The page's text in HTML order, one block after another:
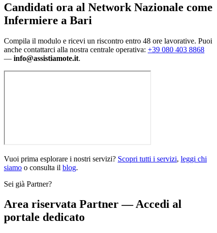
Candidati ora al Network Nazionale come
Infermiere a Bari
Compila il modulo e ricevi un riscontro entro 48 ore lavorative. Puoi
anche contattarci alla nostra centrale operativa: +39 080 403 8868
— info@assistiamote.it.
Vuoi prima esplorare i nostri servizi? Scopri tutti i servizi, leggi chi
siamo o consulta il blog.
Sei già Partner?
Area riservata Partner — Accedi al
portale dedicato